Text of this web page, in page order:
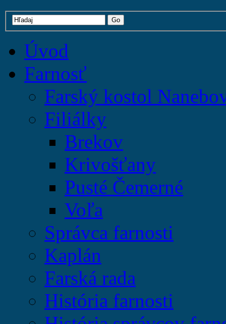
Úvod
Farnosť
Farský kostol
Filiálky
Brekov
Krivošťany
Pusté Čemerné
Voľa
Správca farnosti
Kaplán
Farská rada
História farnosti